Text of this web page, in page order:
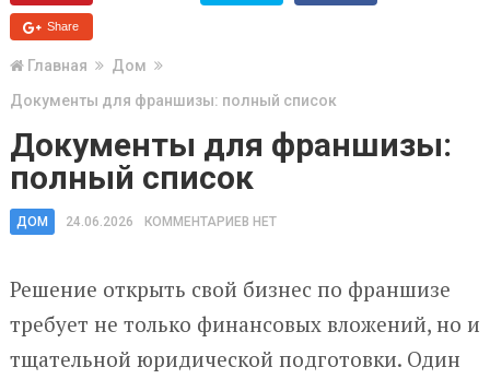
Share
Главная
Дом
Документы для франшизы: полный список
Документы для франшизы:
полный список
ДОМ 24.06.2026 КОММЕНТАРИЕВ НЕТ
Решение открыть свой бизнес по франшизе
требует не только финансовых вложений, но и
тщательной юридической подготовки. Один